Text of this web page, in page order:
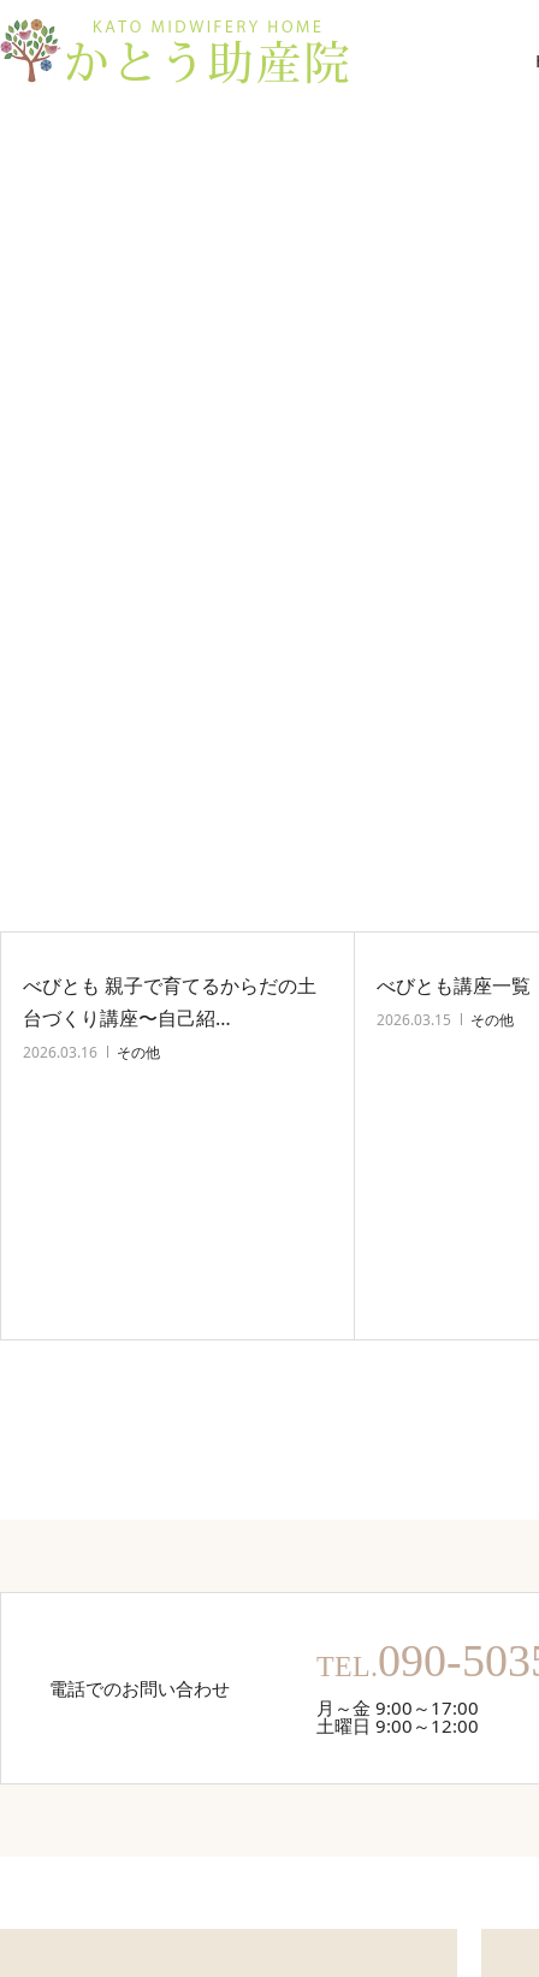
べびとも 親子で育てるからだの土
台づくり講座〜自己紹…
2026.03.16 その他
べびとも講座一覧
2026.03.15 その他
電話でのお問い合わせ
TEL.090-
月～金 9:00～17:00
土曜日 9:00～12:00